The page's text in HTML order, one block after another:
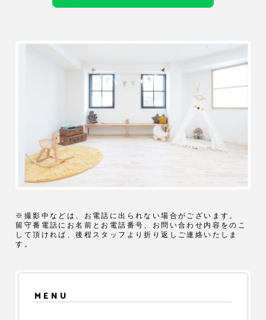
※撮影中などは、お電話に出られない場合がございます。
留守番電話にお名前とお電話番号、お問い合わせ内容をのこ
して頂ければ、後程スタッフより折り返しご連絡いたしま
す。
MENU